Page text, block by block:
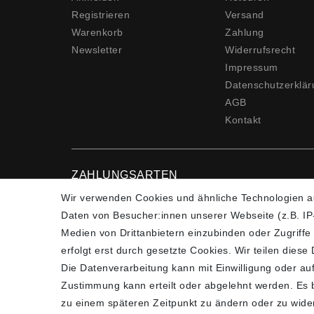
Registrieren
Warenkorb
Newsletter
Versand
Zahlung
Widerrufs­recht
Impressum
AGB
Kontakt
ZAHLUNGSARTEN
*Alle Preise verstehen sich inkl. gesetzl. MwSt.
Wir verwenden Cookies und ähnliche Technologien
Daten von Besucher:innen unserer Webseite (z.B.
Medien von Drittanbietern einzubinden oder
erfolgt erst durch gesetzte Cookies. Wir teilen diese
Die Datenverarbeitung kann mit Einwilligung oder
Zustimmung kann erteilt oder abgelehnt werden.
zu einem späteren Zeitpunkt zu ändern oder zu